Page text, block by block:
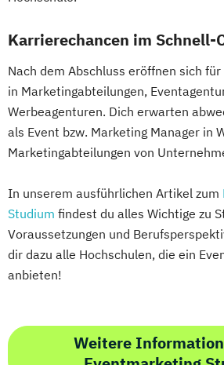
Karrierechancen im Schnell-
Nach dem Abschluss eröffnen sich
in Marketingabteilungen,
Werbeagenturen. Dich erwarten
als Event bzw. Marketing Manager in
Marketingabteilungen von
In unserem ausführlichen Artikel zum
Studium findest du alles Wichtige zu
Voraussetzungen und
dir dazu alle Hochschulen, die ein
anbieten!
Weitere